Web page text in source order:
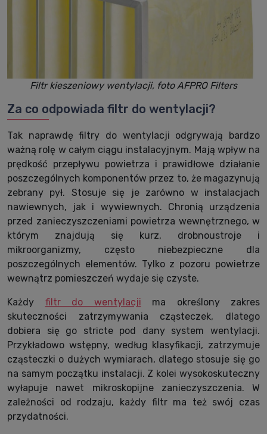
Filtr kieszeniowy wentylacji, foto AFPRO Filters
Za co odpowiada filtr do wentylacji?
Tak naprawdę filtry do wentylacji odgrywają bardzo
ważną rolę w całym ciągu instalacyjnym. Mają wpływ na
prędkość przepływu powietrza i prawidłowe działanie
poszczególnych komponentów przez to, że magazynują
zebrany pył. Stosuje się je zarówno w instalacjach
nawiewnych, jak i wywiewnych. Chronią urządzenia
przed zanieczyszczeniami powietrza wewnętrznego, w
którym znajdują się kurz, drobnoustroje i
mikroorganizmy, często niebezpieczne dla
poszczególnych elementów. Tylko z pozoru powietrze
wewnątrz pomieszczeń wydaje się czyste.
Każdy filtr do wentylacji ma określony zakres
skuteczności zatrzymywania cząsteczek, dlatego
dobiera się go stricte pod dany system wentylacji.
Przykładowo wstępny, według klasyfikacji, zatrzymuje
cząsteczki o dużych wymiarach, dlatego stosuje się go
na samym początku instalacji. Z kolei wysokoskuteczny
wyłapuje nawet mikroskopijne zanieczyszczenia. W
zależności od rodzaju, każdy filtr ma też swój czas
przydatności.